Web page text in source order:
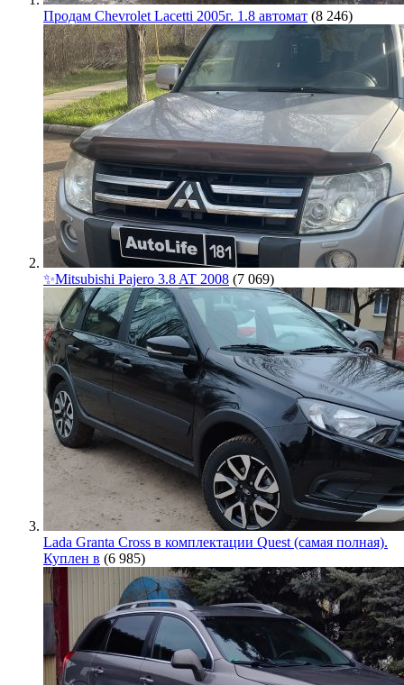
Продам Chevrolet Lacetti 2005г. 1.8 автомат (8 246)
✨Mitsubishi Pajero 3.8 AT 2008 (7 069)
Lada Granta Cross в комплектации Quest (самая полная).
Куплен в (6 985)